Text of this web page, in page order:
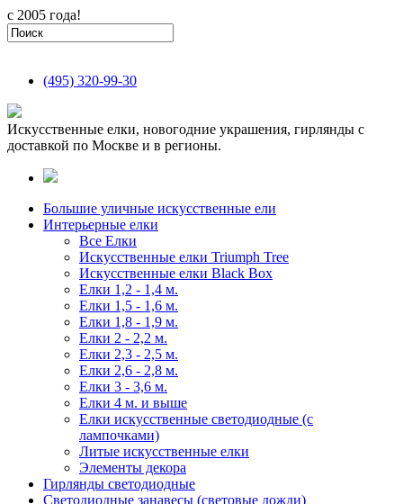
с 2005 года!
(495) 320-99-30
Искусственные елки, новогодние украшения, гирлянды с
доставкой по Москве и в регионы.
Большие уличные искусственные ели
Интерьерные елки
Все Елки
Искусственные елки Triumph Tree
Искусственные елки Black Box
Елки 1,2 - 1,4 м.
Елки 1,5 - 1,6 м.
Елки 1,8 - 1,9 м.
Елки 2 - 2,2 м.
Елки 2,3 - 2,5 м.
Елки 2,6 - 2,8 м.
Елки 3 - 3,6 м.
Елки 4 м. и выше
Елки искусственные светодиодные (с
лампочками)
Литые искусственные елки
Элементы декора
Гирлянды светодиодные
Светодиодные занавесы (световые дожди)